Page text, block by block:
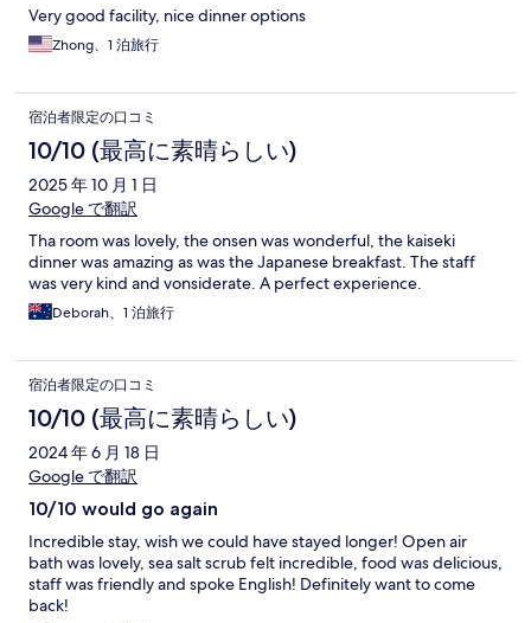
Very good facility, nice dinner options
Zhong、1 泊旅行
宿泊者限定の口コミ
10/10 (最高に素晴らしい)
2025 年 10 月 1 日
Google で翻訳
Tha room was lovely, the onsen was wonderful, the kaiseki
dinner was amazing as was the Japanese breakfast. The staff
was very kind and vonsiderate. A perfect experience.
Deborah、1 泊旅行
宿泊者限定の口コミ
10/10 (最高に素晴らしい)
2024 年 6 月 18 日
Google で翻訳
10/10 would go again
Incredible stay, wish we could have stayed longer! Open air
bath was lovely, sea salt scrub felt incredible, food was delicious,
staff was friendly and spoke English! Definitely want to come
back!